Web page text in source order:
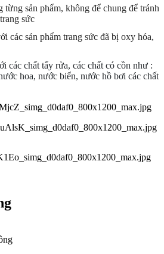
từng sản phẩm, không để chung để tránh
sức
các sản phẩm trang sức đã bị oxy hóa,
các chất tẩy rửa, các chất có cồn như :
hoa, nước biển, nước hồ bơi các chất